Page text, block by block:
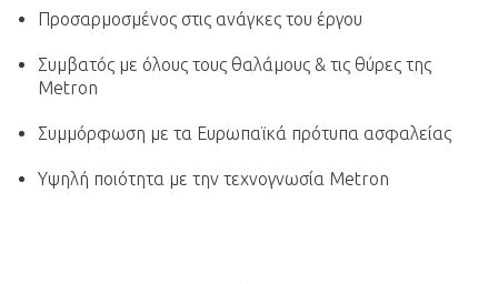
Προσαρμοσμένος στις ανάγκες του έργου
Συμβατός με όλους τους θαλάμους & τις θύρες της
Metron
Συμμόρφωση με τα Ευρωπαϊκά πρότυπα ασφαλείας
Υψηλή ποιότητα με την τεχνογνωσία Metron